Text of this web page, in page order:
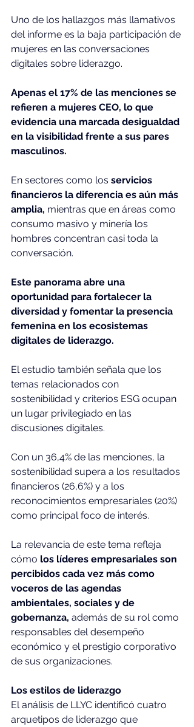
Uno de los hallazgos más llamativos
del informe es la baja participación de
mujeres en las conversaciones
digitales sobre liderazgo.
Apenas el 17% de las menciones se
refieren a mujeres CEO, lo que
evidencia una marcada desigualdad
en la visibilidad frente a sus pares
masculinos.
En sectores como los servicios
financieros la diferencia es aún más
amplia, mientras que en áreas como
consumo masivo y minería los
hombres concentran casi toda la
conversación.
Este panorama abre una
oportunidad para fortalecer la
diversidad y fomentar la presencia
femenina en los ecosistemas
digitales de liderazgo.
El estudio también señala que los
temas relacionados con
sostenibilidad y criterios ESG ocupan
un lugar privilegiado en las
discusiones digitales.
Con un 36,4% de las menciones, la
sostenibilidad supera a los resultados
financieros (26,6%) y a los
reconocimientos empresariales (20%)
como principal foco de interés.
La relevancia de este tema refleja
cómo los líderes empresariales son
percibidos cada vez más como
voceros de las agendas
ambientales, sociales y de
gobernanza, además de su rol como
responsables del desempeño
económico y el prestigio corporativo
de sus organizaciones.
Los estilos de liderazgo
El análisis de LLYC identificó cuatro
arquetipos de liderazgo que